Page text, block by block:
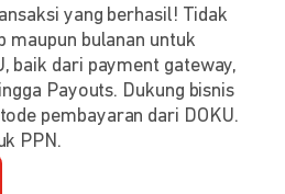
yang berhasil! Tidak
maupun bulanan untuk
baik dari payment gateway,
Payouts. Dukung bisnis
pembayaran dari DOKU.
PPN.